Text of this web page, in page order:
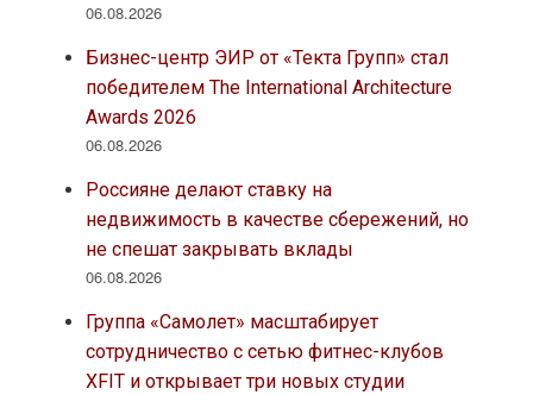
06.08.2026
Бизнес-центр ЭИР от «Текта Групп» стал
победителем The International Architecture
Awards 2026
06.08.2026
Россияне делают ставку на
недвижимость в качестве сбережений, но
не спешат закрывать вклады
06.08.2026
Группа «Самолет» масштабирует
сотрудничество с сетью фитнес-клубов
XFIT и открывает три новых студии